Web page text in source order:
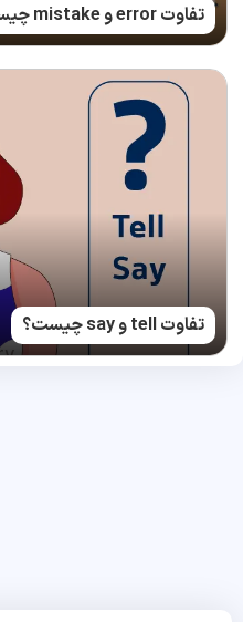
تفاوت error و mistake چیست؟
تفاوت tell و say چیست؟